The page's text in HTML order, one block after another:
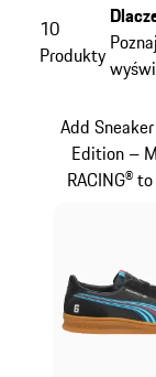
10
Produkty
Add
Edition –
RACING®